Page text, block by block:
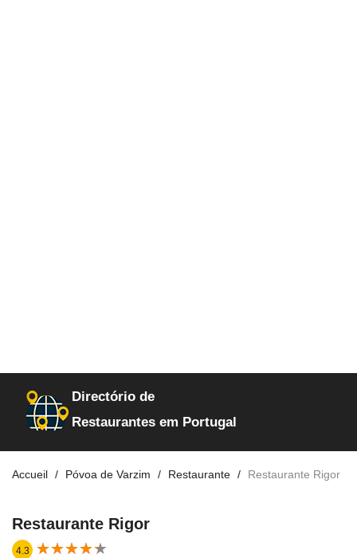
Directório de
Restaurantes em Portugal
Accueil Póvoa de Varzim Restaurante Restaurante Rigor
Restaurante Rigor
4.3 ★★★★★
★★★★★